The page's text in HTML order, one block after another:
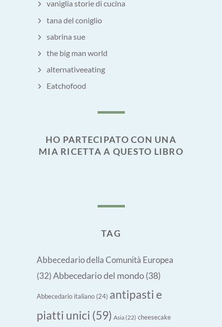
vaniglia storie di cucina
tana del coniglio
sabrina sue
the big man world
alternativeeating
Eatchofood
HO PARTECIPATO CON UNA
MIA RICETTA A QUESTO LIBRO
TAG
Abbecedario della Comunità Europea
(32) Abbecedario del mondo(38)
Abbecedario italiano (24) antipasti e
piatti unici (59) Asia(22) cheesecake